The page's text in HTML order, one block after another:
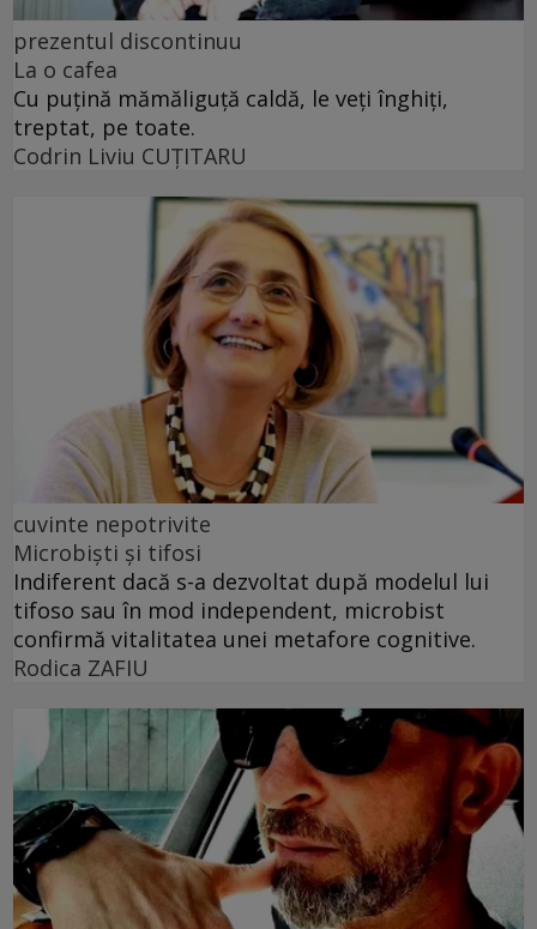
prezentul discontinuu
La o cafea
Cu puţină mămăliguţă caldă, le veţi înghiţi,
treptat, pe toate.
Codrin Liviu CUŢITARU
cuvinte nepotrivite
Microbiști și tifosi
Indiferent dacă s-a dezvoltat după modelul lui
tifoso sau în mod independent, microbist
confirmă vitalitatea unei metafore cognitive.
Rodica ZAFIU